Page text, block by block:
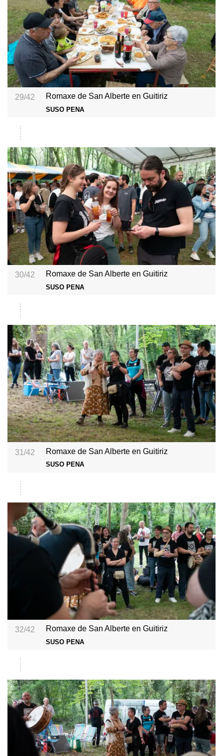
29/42 Romaxe de San Alberte en Guitiriz
SUSO PENA
30/42 Romaxe de San Alberte en Guitiriz
SUSO PENA
31/42 Romaxe de San Alberte en Guitiriz
SUSO PENA
32/42 Romaxe de San Alberte en Guitiriz
SUSO PENA